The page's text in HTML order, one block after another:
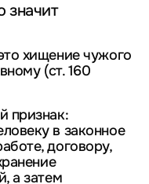
значит
хищение чужого
(ст. 160
признак:
в законное
договору,
а затем